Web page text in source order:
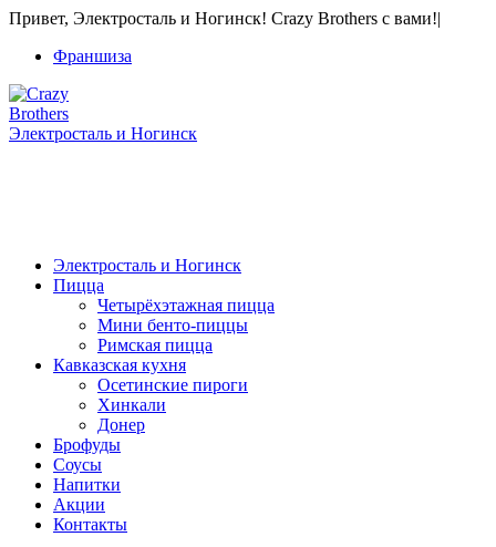
Привет, Электросталь и Ногинск! Crazy Brothers с вами!|
Франшиза
Электросталь и Ногинск
Электросталь и Ногинск
Пицца
Четырёхэтажная пицца
Мини бенто-пиццы
Римская пицца
Кавказская кухня
Осетинские пироги
Хинкали
Донер
Брофуды
Соусы
Напитки
Акции
Контакты